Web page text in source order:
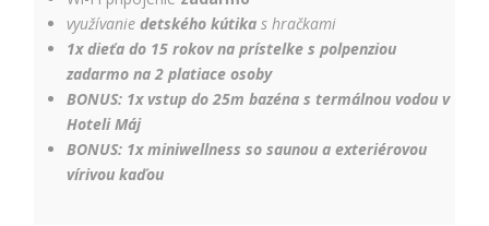
využívanie detského kútika s hračkami
1x dieťa do 15 rokov na prístelke s polpenziou
zadarmo na 2 platiace osoby
BONUS: 1x vstup do 25m bazéna s termálnou vodou v
Hoteli Máj
BONUS: 1x miniwellness so saunou a exteriérovou
vírivou kaďou
Používateľská
spokojnosť
Aby naša
vašej návštevy
fungovala čo
najlepšie. Ak
tieto súbory